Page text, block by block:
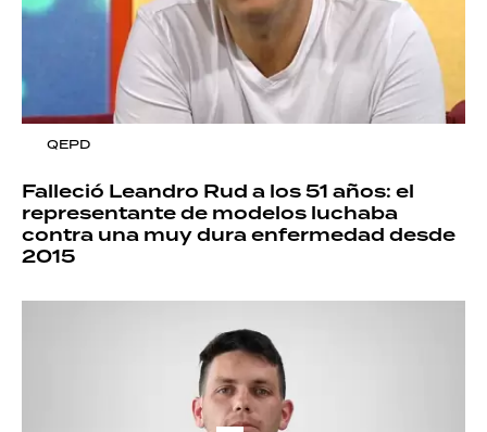
QEPD
Falleció Leandro Rud a los 51 años: el
representante de modelos luchaba
contra una muy dura enfermedad desde
2015